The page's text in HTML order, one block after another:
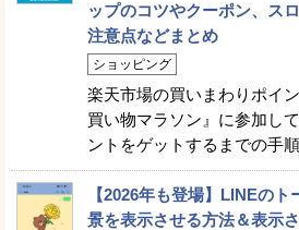
ップのコツやクーポン、ス
注意点などまとめ
ショッピング
楽天市場の買いまわりポイ
買い物マラソン』に参加し
ントをゲットするまでの手
【2026年も登場】LINEの
景を表示させる方法＆表示